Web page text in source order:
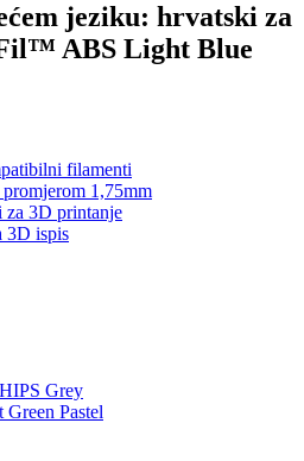
jeziku: hrvatski za
ABS Light Blue
filamenti
1,75mm
za 3D printanje
3D ispis
Grey
Pastel